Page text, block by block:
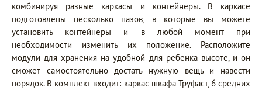
комбинируя разные каркасы и контейнеры. В каркасе
подготовлены несколько пазов, в которые вы можете
установить контейнеры и в любой момент при
необходимости изменить их положение. Расположите
модули для хранения на удобной для ребенка высоте, и он
сможет самостоятельно достать нужную вещь и навести
порядок. В комплект входит: каркас шкафа Труфаст, 6 средних